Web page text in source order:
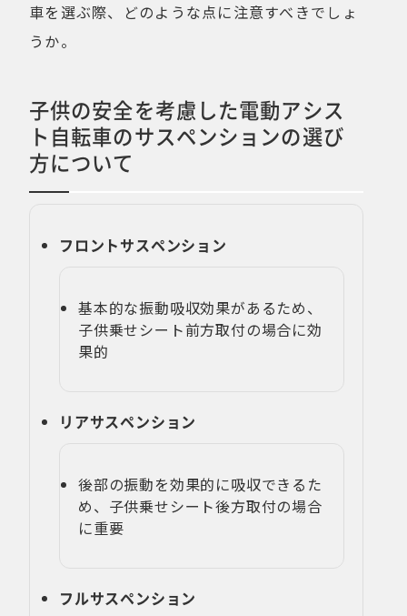
車を選ぶ際、どのような点に注意すべきでしょ
うか。
子供の安全を考慮した電動アシス
ト自転車のサスペンションの選び
方について
フロントサスペンション
基本的な振動吸収効果があるため、
子供乗せシート前方取付の場合に効
果的
リアサスペンション
後部の振動を効果的に吸収できるた
め、子供乗せシート後方取付の場合
に重要
フルサスペンション